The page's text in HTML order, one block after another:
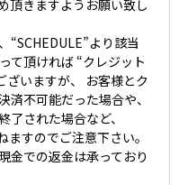
頂きますようお願い致し
“SCHEDULE”より該当
て頂ければ “クレジット
ざいますが、 お客様とク
済不可能だった場合や、
された場合など、
すのでご注意下さい。
金での返金は承っており